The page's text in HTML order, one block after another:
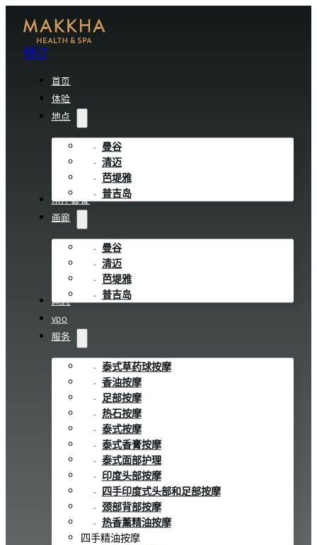
预订
首页
体验
地点
曼谷
清迈
芭堤雅
普吉岛
水疗套餐
画廊
曼谷
清迈
芭堤雅
普吉岛
网志
VDO
服务
泰式草药球按摩
香油按摩
足部按摩
热石按摩
泰式按摩
泰式香膏按摩
泰式面部护理
印度头部按摩
四手印度式头部和足部按摩
颈部背部按摩
热香薰精油按摩
四手精油按摩